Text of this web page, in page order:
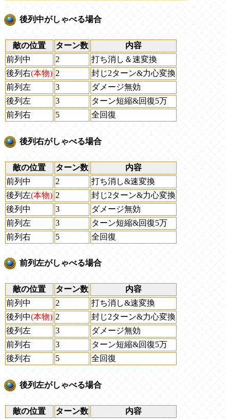
後列中がしゃべる場合
敵の位置 ターン数
内容
前列中
2
打ち消し＆速変換
後列右(本物) 2
封じ2ターン&力心変換
前列左
3
ダメージ無効
後列左
3
ターン短縮&回復5万
前列右
5 全回復
後列右がしゃべる場合
敵の位置 ターン数
内容
前列中
2
打ち消し&速変換
後列左(本物) 2
封じ2ターン&力心変換
後列中
3
ダメージ無効
前列左
3
ターン短縮&回復5万
前列右
5 全回復
前列左がしゃべる場合
敵の位置 ターン数
内容
前列中
2
打ち消し&速変換
後列中(本物) 2
封じ2ターン&力心変換
後列左
3
ダメージ無効
前列右
3
ターン短縮&回復5万
後列右
5 全回復
後列左がしゃべる場合
敵の位置 ターン数 内容